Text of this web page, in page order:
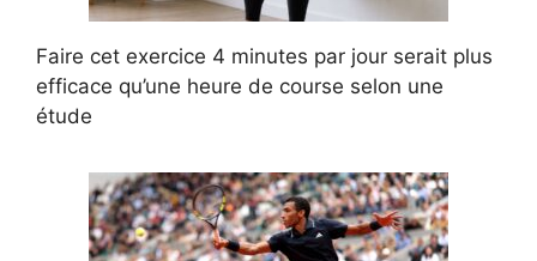
Faire cet exercice 4 minutes par jour serait plus
efficace qu’une heure de course selon une
étude